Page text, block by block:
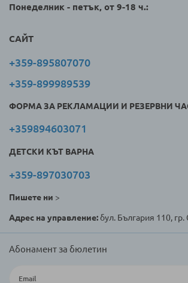
Понеделник - петък, от 9-18 ч.:
САЙТ
+359-895807070
+359-899989539
ФОРМА ЗА РЕКЛАМАЦИИ И РЕЗЕРВНИ
+359894603071
ДЕТСКИ КЪТ ВАРНА
+359-897030703
Пишете ни >
Адрес на управление:бул. България 110,
Абонамент за бюлетин